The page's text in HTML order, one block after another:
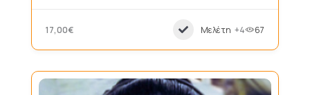
17,00€ Μελέτη +4 67